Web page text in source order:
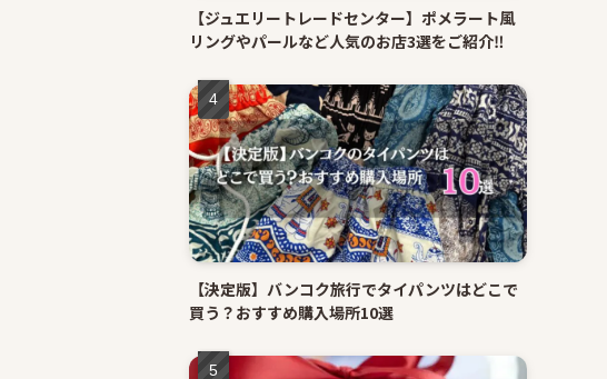
【ジュエリートレードセンター】ポメラート風
リングやパールなど人気のお店3選をご紹介‼
【決定版】バンコク旅行でタイパンツはどこで
買う？おすすめ購入場所10選